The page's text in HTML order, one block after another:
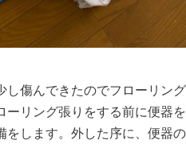
傷んできたのでフローリン
ーリング張りをする前に便器
をします。外した序に、便器